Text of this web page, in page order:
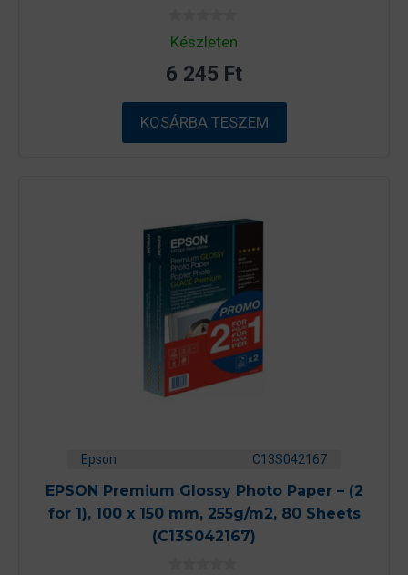
0
a
5
-
l
Készleten
6 245 Ft
KOSÁRBA TESZEM
Epson C13S042167
EPSON Premium Glossy Photo Paper – (2
for 1), 100 x 150 mm, 255g/m2, 80 Sheets
(C13S042167)